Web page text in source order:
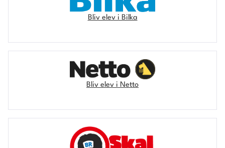
Bliv elev i Bilka
Bliv elev i Netto